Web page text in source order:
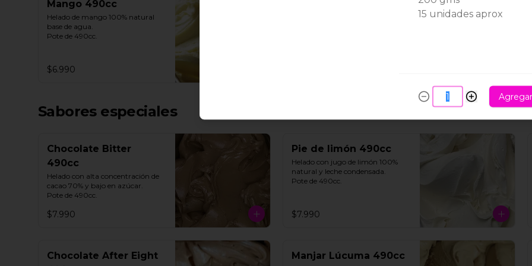
Mango 490cc
Helado de mango 100% natural
base de agua.
Pote de 490cc.
$6.990
Sabores especiales
Chocolate Bitter
490cc
Helado con alta concentración de
cacao 70% y bajo en azúcar.
Pote de 490cc.
$7.990
Pie de limón 490cc
Helado con jugo de limón 100%
natural y leche condensada.
Pote de 490cc.
$7.990
Chocolate After Eight
Manjar Lúcuma 490cc
15 unidades aprox
Agregar